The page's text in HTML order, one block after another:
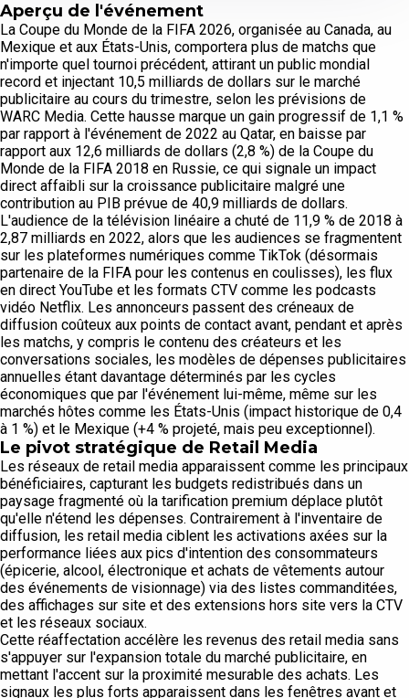
Aperçu de l'événement
La Coupe du Monde de la FIFA 2026, organisée au Canada, au
Mexique et aux États-Unis, comportera plus de matchs que
n'importe quel tournoi précédent, attirant un public mondial
record et injectant 10,5 milliards de dollars sur le marché
publicitaire au cours du trimestre, selon les prévisions de
WARC Media. Cette hausse marque un gain progressif de 1,1 %
par rapport à l'événement de 2022 au Qatar, en baisse par
rapport aux 12,6 milliards de dollars (2,8 %) de la Coupe du
Monde de la FIFA 2018 en Russie, ce qui signale un impact
direct affaibli sur la croissance publicitaire malgré une
contribution au PIB prévue de 40,9 milliards de dollars.
L'audience de la télévision linéaire a chuté de 11,9 % de 2018 à
2,87 milliards en 2022, alors que les audiences se fragmentent
sur les plateformes numériques comme TikTok (désormais
partenaire de la FIFA pour les contenus en coulisses), les flux
en direct YouTube et les formats CTV comme les podcasts
vidéo Netflix. Les annonceurs passent des créneaux de
diffusion coûteux aux points de contact avant, pendant et après
les matchs, y compris le contenu des créateurs et les
conversations sociales, les modèles de dépenses publicitaires
annuelles étant davantage déterminés par les cycles
économiques que par l'événement lui-même, même sur les
marchés hôtes comme les États-Unis (impact historique de 0,4
à 1 %) et le Mexique (+4 % projeté, mais peu exceptionnel).
Le pivot stratégique de Retail Media
Les réseaux de retail media apparaissent comme les principaux
bénéficiaires, capturant les budgets redistribués dans un
paysage fragmenté où la tarification premium déplace plutôt
qu'elle n'étend les dépenses. Contrairement à l'inventaire de
diffusion, les retail media ciblent les activations axées sur la
performance liées aux pics d'intention des consommateurs
(épicerie, alcool, électronique et achats de vêtements autour
des événements de visionnage) via des listes commanditées,
des affichages sur site et des extensions hors site vers la CTV
et les réseaux sociaux.
Cette réaffectation accélère les revenus des retail media sans
s'appuyer sur l'expansion totale du marché publicitaire, en
mettant l'accent sur la proximité mesurable des achats. Les
signaux les plus forts apparaissent dans les fenêtres avant et